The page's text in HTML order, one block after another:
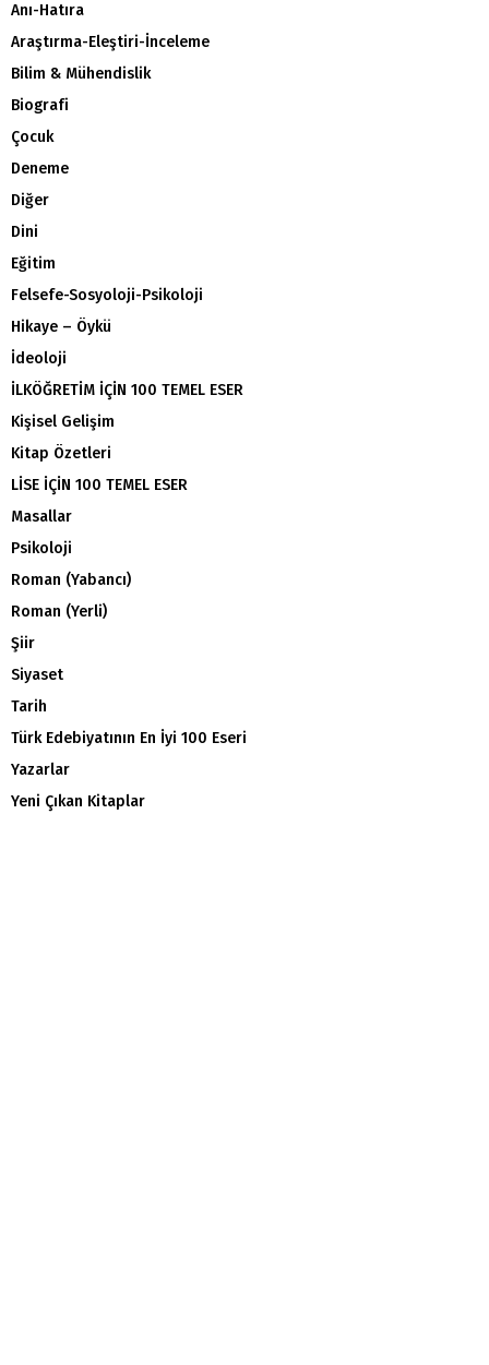
Anı-Hatıra
Araştırma-Eleştiri-İnceleme
Bilim & Mühendislik
Biografi
Çocuk
Deneme
Diğer
Dini
Eğitim
Felsefe-Sosyoloji-Psikoloji
Hikaye – Öykü
İdeoloji
İLKÖĞRETİM İÇİN 100 TEMEL ESER
Kişisel Gelişim
Kitap Özetleri
LİSE İÇİN 100 TEMEL ESER
Masallar
Psikoloji
Roman (Yabancı)
Roman (Yerli)
Şiir
Siyaset
Tarih
Türk Edebiyatının En İyi 100 Eseri
Yazarlar
Yeni Çıkan Kitaplar